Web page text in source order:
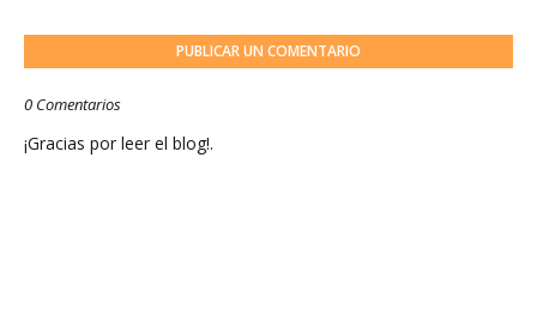
PUBLICAR UN COMENTARIO
0 Comentarios
¡Gracias por leer el blog!.